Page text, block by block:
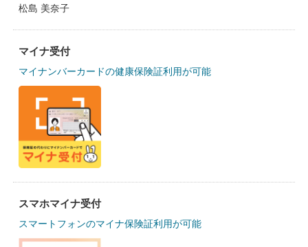
松島 美奈子
マイナ受付
マイナンバーカードの健康保険証利用が可能
スマホマイナ受付
スマートフォンのマイナ保険証利用が可能